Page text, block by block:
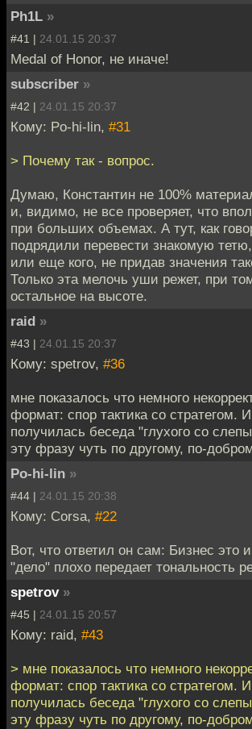
Ph1L »
#41 | 24.01.15 20:37
Medal of Honor, не иначе!
subscriber »
#42 | 24.01.15 20:37
Кому: Po-hi-lin, #31
> Почему так - вопрос.
Думаю, Константин не 100%
и, видимо, не все проверяет, что
при больших объемах. А тут, как
подрядили перевести знакомую
или еще кого, не придав значения
Только эта мелочь уши режет, при
остальное на высоте.
raid »
#43 | 24.01.15 20:37
Кому: spetrov, #36
мне показалось что немного
формат: спор тактика со стратегом.
получилась беседа "глухого со
эту фразу чуть по другому, по-
Po-hi-lin »
#44 | 24.01.15 20:38
Кому: Corsa, #22
Вот, что ответил он сам: Бизнес это
"дело" плохо передает тональность
spetrov »
#45 | 24.01.15 20:57
Кому: raid, #43
> мне показалось что немного
формат: спор тактика со стратегом.
получилась беседа "глухого со
эту фразу чуть по другому, по-